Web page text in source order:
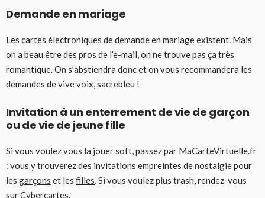
Demande en mariage
Les cartes électroniques de demande en mariage existent. Mais
on a beau être des pros de l’e-mail, on ne trouve pas ça très
romantique. On s’abstiendra donc et on vous recommandera les
demandes de vive voix, sacrebleu !
Invitation à un enterrement de vie de garçon
ou de vie de jeune fille
Si vous voulez vous la jouer soft, passez par MaCarteVirtuelle.fr
: vous y trouverez des invitations empreintes de nostalgie pour
les garçons et les filles. Si vous voulez plus trash, rendez-vous
surCybercartes.